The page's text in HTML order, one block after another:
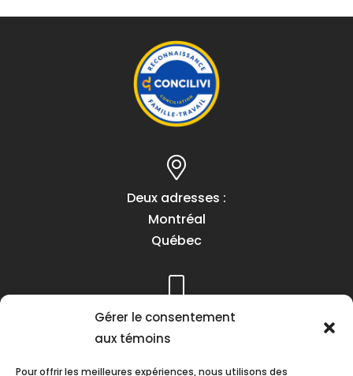
Gérer le consentement
aux témoins
Pour offrir les meilleures expériences, nous utilisons des
Deux adresses :
Montréal
Québec
Téléphone :
(418) 622-1001